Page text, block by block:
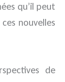
qu’il peut
nouvelles
de